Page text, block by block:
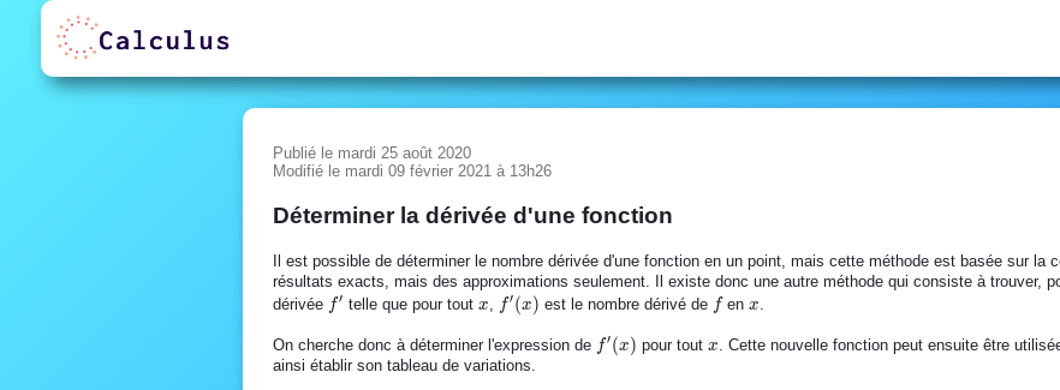
Publié le mardi 25 août 2020
Modifié le mardi 09 février 2021 à 13h26
Déterminer la dérivée d'une fonction
Il est possible de déterminer le nombre dérivée d'une fonction en un point, mais cette méthode est basée sur la
résultats exacts, mais des approximations seulement. Il existe donc une autre méthode qui consiste à trouver,
dérivée f'
f′ telle que pour tout x
x f'(x)
f′(x) est le nombre dérivé de ffenx
x
On cherche donc à déterminer l'expression de f'(x)
f′(x) pour tout x
x . Cette nouvelle fonction peut ensuite être
ainsi établir son tableau de variations.